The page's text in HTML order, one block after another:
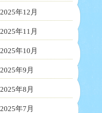
2025年12月
2025年11月
2025年10月
2025年9月
2025年8月
2025年7月